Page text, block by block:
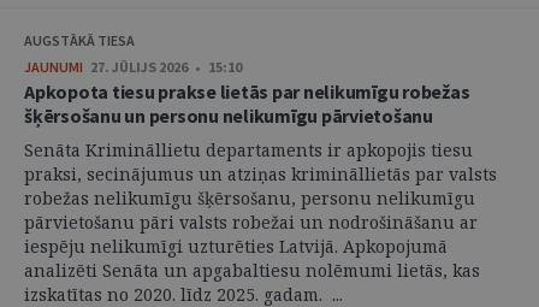
AUGSTĀKĀ TIESA
JAUNUMI 27. JŪLIJS 2026 • 15:10
Apkopota tiesu prakse lietās par nelikumīgu robežas
šķērsošanu un personu nelikumīgu pārvietošanu
Senāta Krimināllietu departaments ir apkopojis tiesu
praksi, secinājumus un atziņas krimināllietās par valsts
robežas nelikumīgu šķērsošanu, personu nelikumīgu
pārvietošanu pāri valsts robežai un nodrošināšanu ar
iespēju nelikumīgi uzturēties Latvijā. Apkopojumā
analizēti Senāta un apgabaltiesu nolēmumi lietās, kas
izskatītas no 2020. līdz 2025. gadam. ...